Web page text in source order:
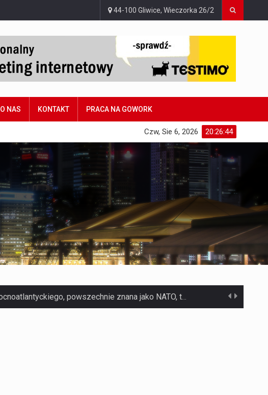
44-100 Gliwice, Wieczorka 26/2
O NAS KONTAKT PRACA NA GOWORK
20:26:45
Czw, Sie 6, 2026